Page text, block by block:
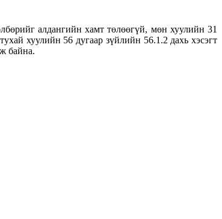
алдангийн хамт төлөөгүй, мөн хуулийн 31
хуулийн 56 дугаар зүйлийн 56.1.2 дахь хэсэгт
байна.